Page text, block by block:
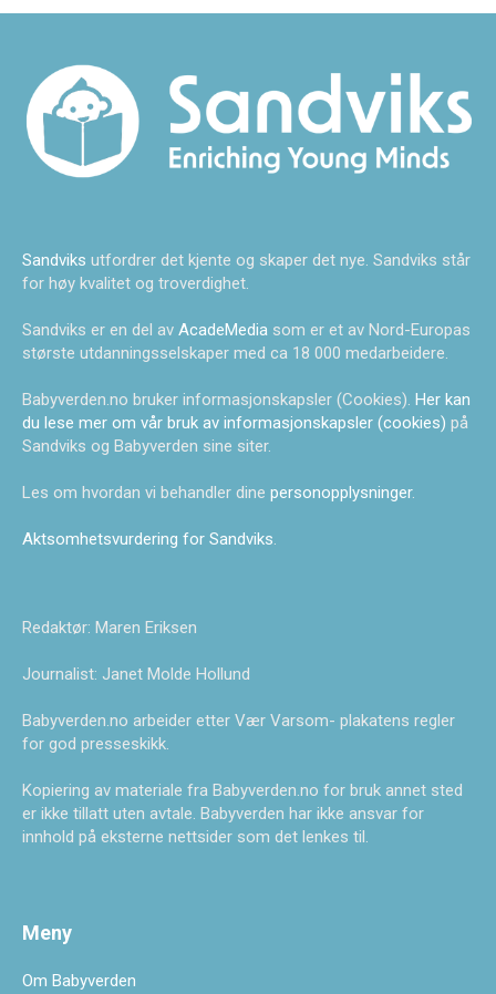
Sandviks utfordrer det kjente og skaper det nye. Sandviks står
for høy kvalitet og troverdighet.
Sandviks er en del av AcadeMedia som er et av Nord-Europas
største utdanningsselskaper med ca 18 000 medarbeidere.
Babyverden.no bruker informasjonskapsler (Cookies). Her kan
du lese mer om vår bruk av informasjonskapsler (cookies) på
Sandviks og Babyverden sine siter.
Les om hvordan vi behandler dine personopplysninger.
Aktsomhetsvurdering for Sandviks.
Redaktør: Maren Eriksen
Journalist: Janet Molde Hollund
Babyverden.no arbeider etter Vær Varsom- plakatens regler
for god presseskikk.
Kopiering av materiale fra Babyverden.no for bruk annet sted
er ikke tillatt uten avtale. Babyverden har ikke ansvar for
innhold på eksterne nettsider som det lenkes til.
Meny
Om Babyverden